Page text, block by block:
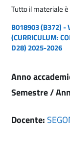
Tutto il materiale
B018903 (B372) -
(CURRICULUM:
D28) 2025-2026
Anno
Semestre /
Docente: